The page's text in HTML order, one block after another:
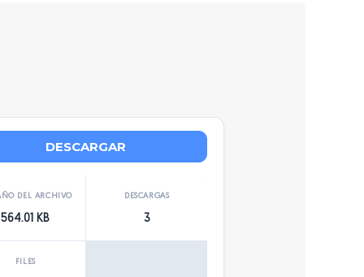
DESCARGAR
DEL ARCHIVO
564.01 KB
DESCARGAS
3
FILES